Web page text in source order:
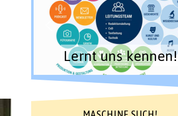
Lernt uns kennen!